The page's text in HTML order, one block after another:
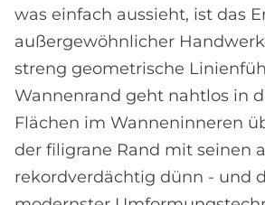
was einfach aussieht, ist das
außergewöhnlicher
streng geometrische
Wannenrand geht nahtlos in
Flächen im Wanneninneren
der filigrane Rand mit seinen
rekordverdächtig dünn - und